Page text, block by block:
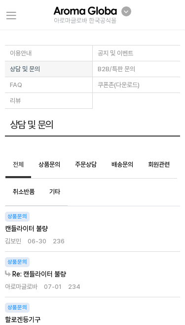
이용안내 공지 및 이벤트
상담 및 문의 B2B/특판 문의
FAQ 쿠폰존(다운로드)
리뷰
상담 및 문의
전체 상품문의 주문상담 배송문의 회원관련
취소반품 기타
상품문의
캔들라이터 불량
김보민 06-30 236
상품문의
Re: 캔들라이터 불량
아로마글로바 07-01 234
상품문의
할로겐등기구